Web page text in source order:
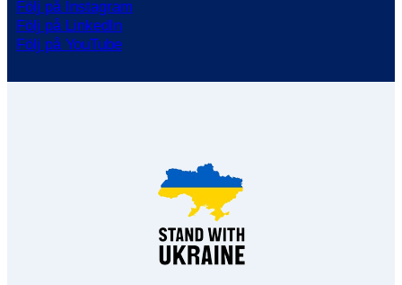
Följ på Instagram
Följ på LinkedIn
Följ på YouTube